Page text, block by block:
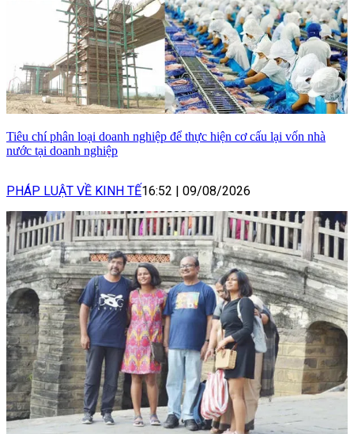
Tiêu chí phân loại doanh nghiệp để thực hiện cơ cấu lại vốn nhà
nước tại doanh nghiệp
PHÁP LUẬT VỀ KINH TẾ16:52 09/08/2026